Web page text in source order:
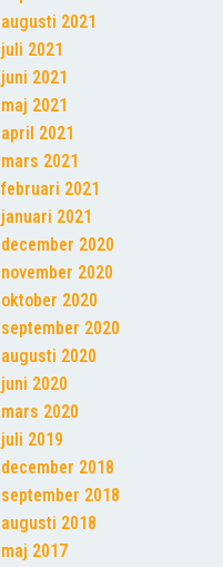
augusti 2021
juli 2021
juni 2021
maj 2021
april 2021
mars 2021
februari 2021
januari 2021
december 2020
november 2020
oktober 2020
september 2020
augusti 2020
juni 2020
mars 2020
juli 2019
december 2018
september 2018
augusti 2018
maj 2017